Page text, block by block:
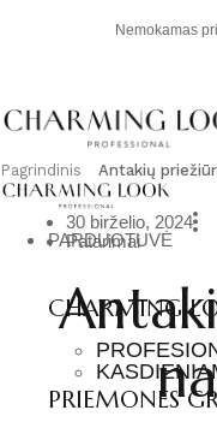
Nemokamas
PARDUOTUVĖ
CHARMING
PRIEMONĖS
Pagrindinis Antakių
30 birželio, 2024
Patarimai